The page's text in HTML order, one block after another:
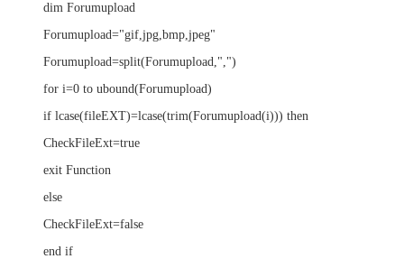
dim Forumupload
Forumupload="gif,jpg,bmp,jpeg"
Forumupload=split(Forumupload,",")
for i=0 to ubound(Forumupload)
if lcase(fileEXT)=lcase(trim(Forumupload(i))) then
CheckFileExt=true
exit Function
else
CheckFileExt=false
end if